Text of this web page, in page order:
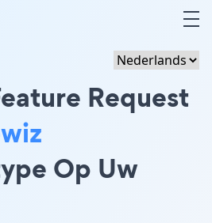
Request
Op Uw